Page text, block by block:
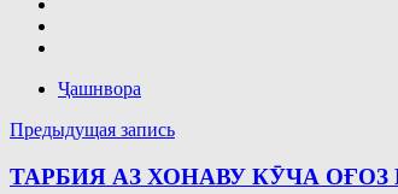
Ҷашнвора
Навигация
по
Предыдущая запись
ТАРБИЯ АЗ ХОНАВУ КӮЧА